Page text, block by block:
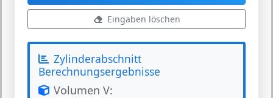
Eingaben löschen
Zylinderabschnitt
Berechnungsergebnisse
Volumen V: